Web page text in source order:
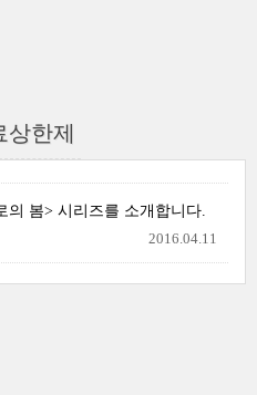
상한제
의 봄> 시리즈를 소개합니다.
2016.04.11